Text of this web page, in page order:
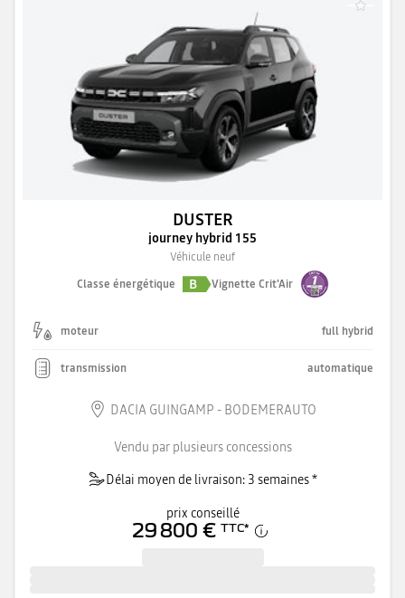
DUSTER
journey hybrid 155
Véhicule neuf
Classe énergétique
B Vignette Crit'Air
moteur full hybrid
transmission automatique
DACIA GUINGAMP - BODEMERAUTO
Vendu par plusieurs concessions
Délai moyen de livraison: 3 semaines *
prix conseillé
29 800 € TTC*